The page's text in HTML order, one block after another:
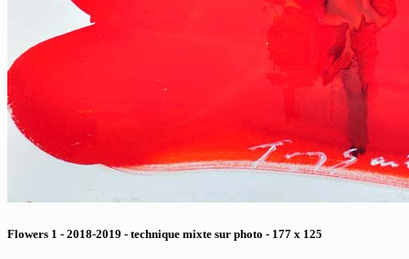
Flowers 1 - 2018-2019 - technique mixte sur photo - 177 x 125